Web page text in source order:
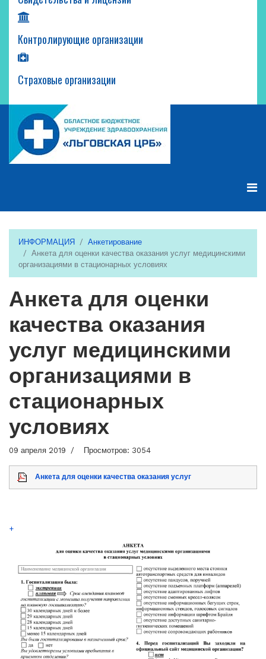
Контролирующие организации
Страховые организации
ИНФОРМАЦИЯ
Анкетирование
Анкета для оценки качества оказания услуг медицинскими
организациями в стационарных условиях
Анкета для оценки
качества оказания
услуг медицинскими
организациями в
стационарных
условиях
09 апреля 2019 Просмотров: 3054
Анкета для оценки качества оказания услуг
+